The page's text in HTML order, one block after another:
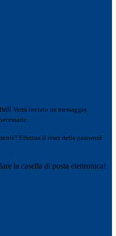
Verrà inviato un messaggio
Effettua il reset della password
la casella di posta elettronica!